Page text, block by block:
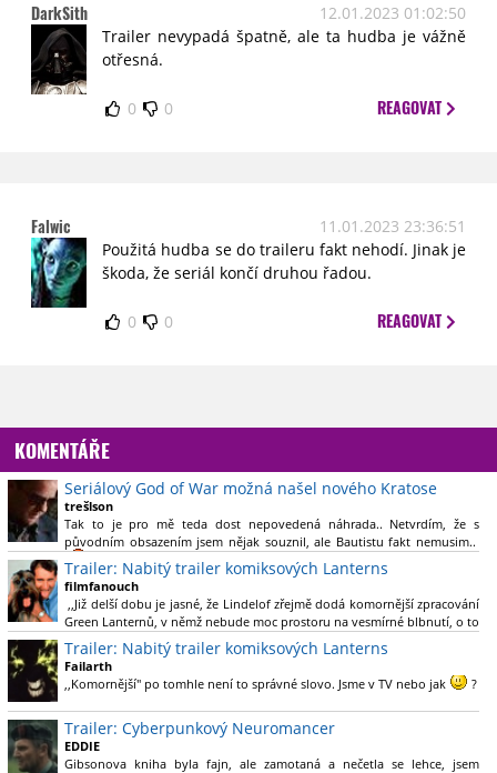
DarkSith
12.01.2023 01:02:50
Trailer nevypadá špatně, ale ta hudba je vážně
otřesná.
0 0 REAGOVAT
Falwic
11.01.2023 23:36:51
Použitá hudba se do traileru fakt nehodí. Jinak je
škoda, že seriál končí druhou řadou.
0 0 REAGOVAT
KOMENTÁŘE
Seriálový God of War možná našel nového Kratose
trešlson
Tak to je pro mě teda dost nepovedená náhrada.. Netvrdím, že s
původním obsazením jsem nějak souznil, ale Bautistu fakt nemusim..
Trailer: Nabitý trailer komiksových Lanterns
filmfanouch
,,Již delší dobu je jasné, že Lindelof zřejmě dodá komornější zpracování
Green Lanternů, v němž nebude moc prostoru na vesmírné blbnutí, o to
více se ovšem bude moci nová adaptace odprostit třeba od filmového
Green Lanterna s Ryanem Reynoldsem.´´ Co je na tom
nesrozumitelného?
Trailer: Nabitý trailer komiksových Lanterns
Failarth
,,Komornější" po tomhle není to správné slovo. Jsme v TV nebo jak
?
Nebál bych se říct, že to vypadá skvěle jak po stránce kvantity materiálu,
tak i formou.
Trailer: Cyberpunkový Neuromancer
EDDIE
Gibsonova kniha byla fajn, ale zamotaná a nečetla se lehce, jsem